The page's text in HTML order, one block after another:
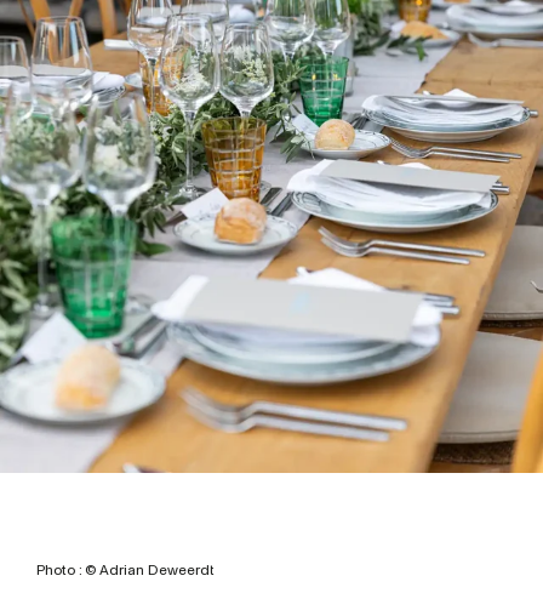
Photo : © Adrian Deweerdt